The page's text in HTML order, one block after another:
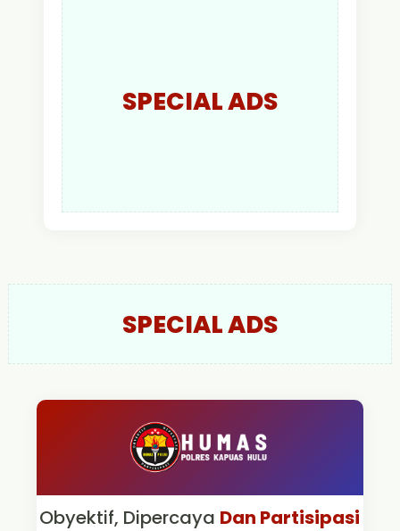
SPECIAL ADS
SPECIAL ADS
Obyektif, Dipercaya Dan Partisipasi